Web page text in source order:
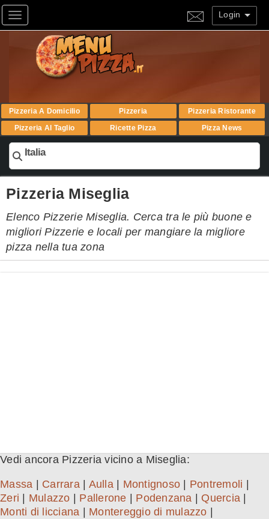
Toggle navigation Login
Pizzeria A Domicilio Pizzeria
Pizzeria Ristorante
Pizzeria Al Taglio
Ricette Pizza Pizza News
Italia
Pizzeria Miseglia
Elenco Pizzerie Miseglia. Cerca tra le più buone e
migliori Pizzerie e locali per mangiare la migliore
pizza nella tua zona
Vedi ancora Pizzeria vicino a Miseglia:
Massa Carrara| Aulla| Montignoso Pontremoli
Zeri
Mulazzo Pallerone Podenzana Quercia
Monti di licciana
Montereggio di mulazzo